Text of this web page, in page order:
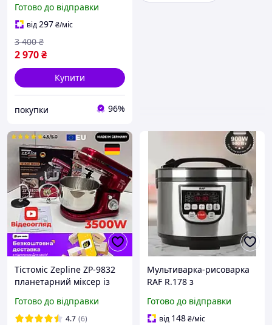
чашею 6 л 6 швидкостей
электрический комбайн
Готово до відправки
від297₴/міс
2 970₴
3 400 ₴
Купити
покупки 96%
Тістоміс Zepline ZP-9832
планетарний міксер із
сталі, 3500 Вт, німецька
якість
Готово до відправки
4.7 (6)
Мультиварка-рисоварка
RAF R.178 з
електрична 5 л 900 вт
Готово до відправки
від 148₴/міс